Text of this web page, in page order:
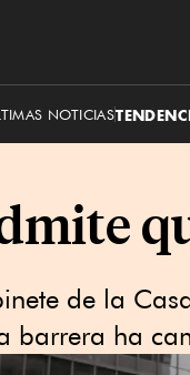
NOTICIAS
de la
barrera ha